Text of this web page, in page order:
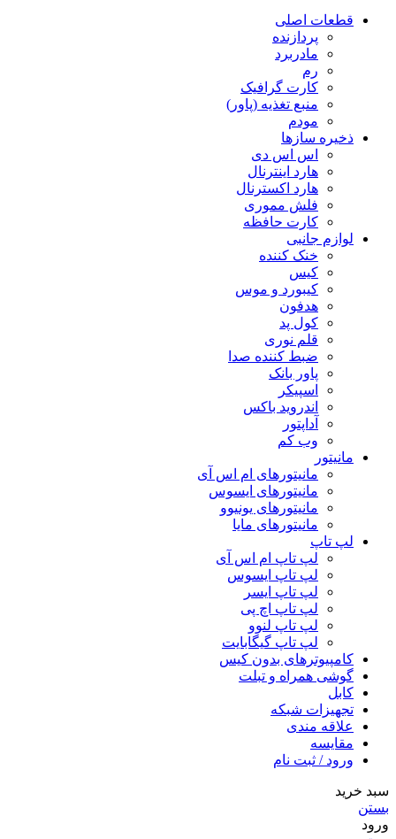
قطعات اصلی
پردازنده
مادربرد
رم
کارت گرافیک
منبع تغذیه (پاور)
مودم
ذخیره سازها
اس اس دی
هارد اینترنال
هارد اکسترنال
فلش مموری
کارت حافظه
لوازم جانبی
خنک کننده
کیس
کیبورد و موس
هدفون
کول پد
قلم نوری
ضبط کننده صدا
پاور بانک
اسپیکر
اندروید باکس
آداپتور
وب کم
مانیتور
مانیتورهای ام اس آی
مانیتورهای ایسوس
مانیتورهای یونیوو
مانیتورهای مایا
لپ تاپ
لپ تاپ ام اس آی
لپ تاپ ایسوس
لپ تاپ ایسر
لپ تاپ اچ پی
لپ تاپ لنوو
لپ تاپ گیگابایت
کامپیوترهای بدون کیس
گوشی همراه و تبلت
کابل
تجهیزات شبکه
علاقه مندی
مقایسه
ورود / ثبت نام
سبد خرید
بستن
ورود